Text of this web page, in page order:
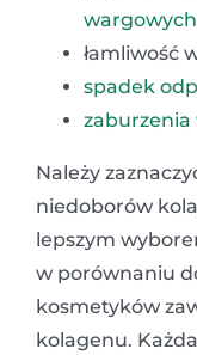
wargowych
łamliwość
spadek
zaburzenia
Należy
niedoborów
lepszym
w porównaniu
kosmetyków
kolagenu.